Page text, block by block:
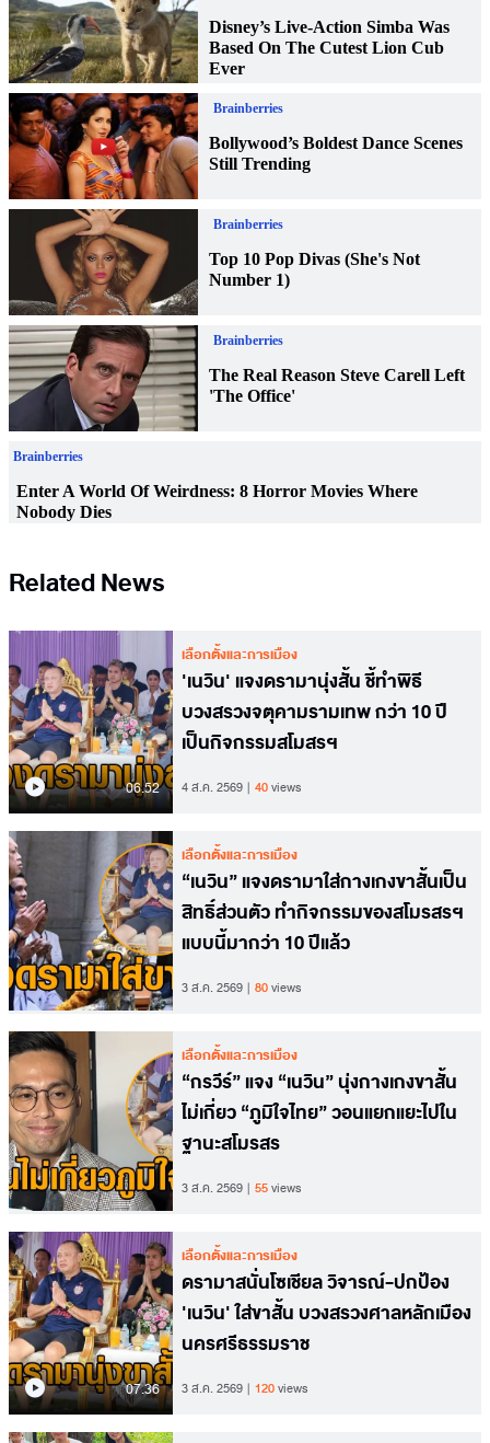
Related News
06.52
เลือกตั้งและการเมือง
'เนวิน' แจงดรามานุ่งสั้น ชี้ทำพิธี
บวงสรวงจตุคามรามเทพ กว่า 10 ปี
เป็นกิจกรรมสโมสรฯ
4 ส.ค. 2569 40views
เลือกตั้งและการเมือง
“เนวิน” แจงดรามาใส่กางเกงขาสั้นเป็น
สิทธิ์ส่วนตัว ทำกิจกรรมของสโมรสรฯ
แบบนี้มากว่า 10 ปีแล้ว
3 ส.ค. 2569 80views
เลือกตั้งและการเมือง
“กรวีร์” แจง “เนวิน” นุ่งกางเกงขาสั้น
ไม่เกี่ยว “ภูมิใจไทย” วอนแยกแยะไปใน
ฐานะสโมรสร
3 ส.ค. 2569 55views
07.36
เลือกตั้งและการเมือง
ดรามาสนั่นโซเชียล วิจารณ์-ปกป้อง
'เนวิน' ใส่ขาสั้น บวงสรวงศาลหลักเมือง
นครศรีธรรมราช
3 ส.ค. 2569 120views